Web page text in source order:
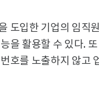
도입한 기업의 임직
을 활용할 수 있다.
호를 노출하지 않고